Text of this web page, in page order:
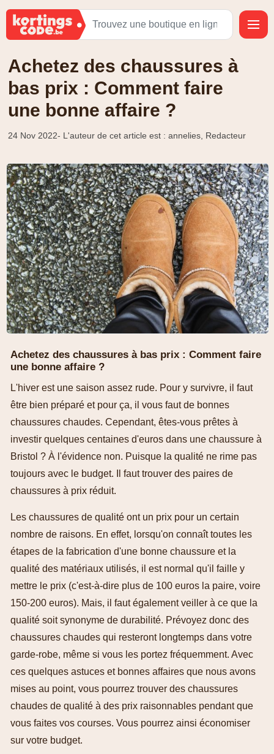
Achetez des chaussures à
bas prix : Comment faire
une bonne affaire ?
24 Nov 2022- L'auteur de cet article est : annelies, Redacteur
Achetez des chaussures à bas prix : Comment faire
une bonne affaire ?
L'hiver est une saison assez rude. Pour y survivre, il faut
être bien préparé et pour ça, il vous faut de bonnes
chaussures chaudes. Cependant, êtes-vous prêtes à
investir quelques centaines d'euros dans une chaussure à
Bristol ? À l'évidence non. Puisque la qualité ne rime pas
toujours avec le budget. Il faut trouver des paires de
chaussures à prix réduit.
Les chaussures de qualité ont un prix pour un certain
nombre de raisons. En effet, lorsqu'on connaît toutes les
étapes de la fabrication d'une bonne chaussure et la
qualité des matériaux utilisés, il est normal qu'il faille y
mettre le prix (c'est-à-dire plus de 100 euros la paire, voire
150-200 euros). Mais, il faut également veiller à ce que la
qualité soit synonyme de durabilité. Prévoyez donc des
chaussures chaudes qui resteront longtemps dans votre
garde-robe, même si vous les portez fréquemment. Avec
ces quelques astuces et bonnes affaires que nous avons
mises au point, vous pourrez trouver des chaussures
chaudes de qualité à des prix raisonnables pendant que
vous faites vos courses. Vous pourrez ainsi économiser
sur votre budget.